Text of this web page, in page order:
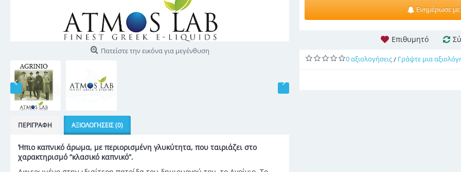
Πατείστε την εικόνα για μεγένθυση
ΠΕΡΙΓΡΑΦΉ ΑΞΙΟΛΟΓΉΣΕΙΣ (0)
Ήπιο καπνικό άρωμα, με περιορισμένη γλυκύτητα, που ταιριάζει στο
χαρακτηρισμό “κλασικό καπνικό”.
Ενημέρωσε με
Επιθυμητό
0 αξιολογήσεις/ Γράψτε μια